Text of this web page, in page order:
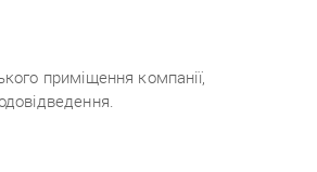
приміщення компанії,